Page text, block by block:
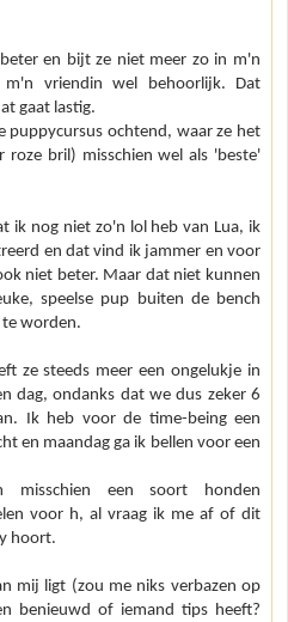
en bijt ze niet meer zo in m'n
vriendin wel behoorlijk. Dat
gaat lastig.
puppycursus ochtend, waar ze het
roze bril) misschien wel als 'beste'
ik nog niet zo'n lol heb van Lua, ik
en dat vind ik jammer en voor
niet beter. Maar dat niet kunnen
speelse pup buiten de bench
worden.
ze steeds meer een ongelukje in
dag, ondanks dat we dus zeker 6
Ik heb voor de time-being een
en maandag ga ik bellen voor een
een soort honden
voor h, al vraag ik me af of dit
hoort.
mij ligt (zou me niks verbazen op
benieuwd of iemand tips heeft?